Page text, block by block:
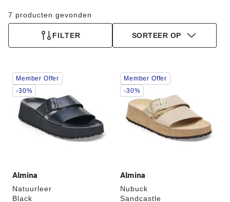
7 producten gevonden
FILTER SORTEER OP
Almina
Natuurleer
Black
Als
je
een
andere
kleur
selecteert,
wordt
Member Offer
-30%
Almina
Nubuck
Sandcastle
Als
je
een
andere
kleur
selecteert,
wordt
Member Offer
-30%